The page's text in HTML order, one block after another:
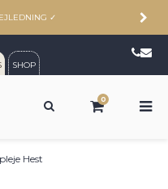
✓
SHOP
0
Hest